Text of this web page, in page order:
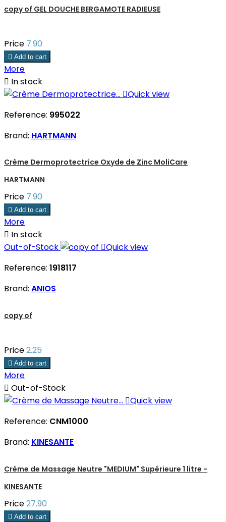
copy of GEL DOUCHE BERGAMOTE RADIEUSE
Price 7.90
 Add to cart
More
 In stock
Quick view
Reference: 995022
Brand: HARTMANN
Crème Dermoprotectrice Oxyde de Zinc MoliCare
HARTMANN
Price 7.90
 Add to cart
More
 In stock
Out-of-Stock
Quick view
Reference: 1918117
Brand: ANIOS
copy of
Price2.25
 Add to cart
More
 Out-of-Stock
Quick view
Reference: CNM1000
Brand: KINESANTE
Crème de Massage Neutre "MEDIUM" Supérieure 1 litre -
KINESANTE
Price27.90
 Add to cart